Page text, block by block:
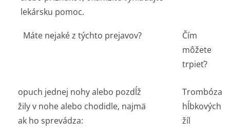
lekársku pomoc.
Máte nejaké z týchto prejavov?
Čím
môžete
trpieť?
opuch jednej nohy alebo pozdĺž
žily v nohe alebo chodidle, najmä
ak ho sprevádza:
Trombóza
hĺbkových
žíl